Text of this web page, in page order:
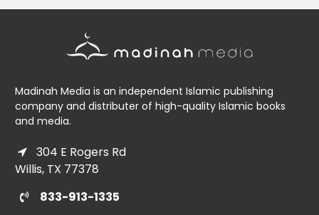
Madinah Media is an independent Islamic publishing
company and distributer of high-quality Islamic books
and media.
304 E Rogers Rd
Willis, TX 77378
833-913-1335